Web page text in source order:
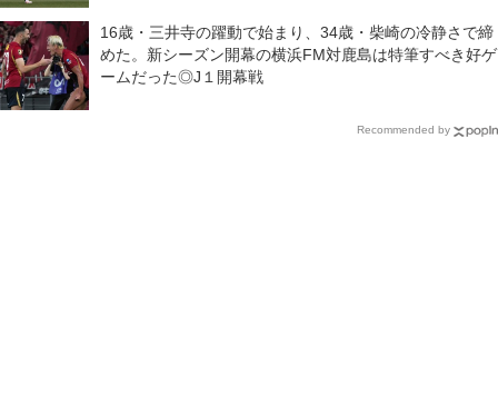
16歳・三井寺の躍動で始まり、34歳・柴崎の冷静さで締
めた。新シーズン開幕の横浜FM対鹿島は特筆すべき好ゲ
ームだった◎J１開幕戦
Recommended by